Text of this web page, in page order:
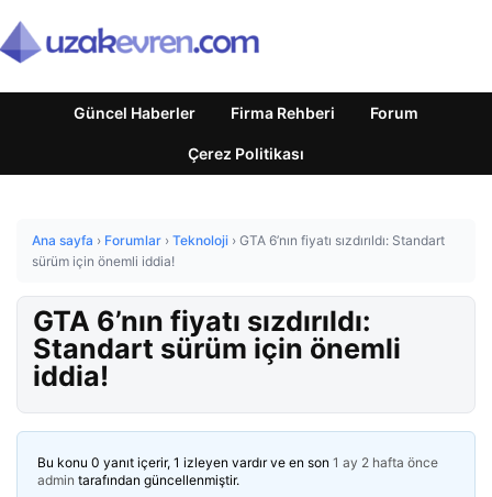
Güncel Haberler Firma Rehberi Forum
Çerez Politikası
Ana sayfa › Forumlar › Teknoloji › GTA 6’nın fiyatı sızdırıldı: Standart
sürüm için önemli iddia!
GTA 6’nın fiyatı sızdırıldı:
Standart sürüm için önemli
iddia!
Bu konu 0 yanıt içerir, 1 izleyen vardır ve en son 1 ay 2 hafta önce
admin tarafından güncellenmiştir.